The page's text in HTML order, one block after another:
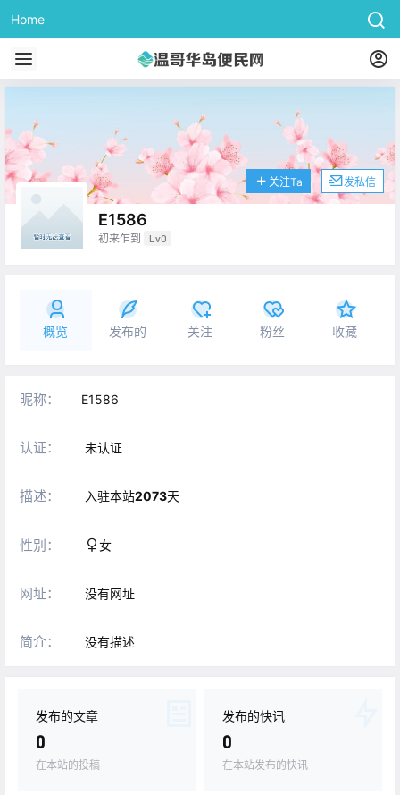
Home
E1586
初来乍到 Lv0
关注Ta 发私信
概览 发布的 关注 粉丝 收藏
昵称： E1586
认证： 未认证
描述： 入驻本站2073天
性别： 女
网址： 没有网址
简介： 没有描述
发布的文章
0
在本站的投稿
发布的快讯
0
在本站发布的快讯